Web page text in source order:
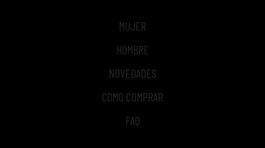
MUJER
HOMBRE
NOVEDADES
COMO COMPRAR
FAQ